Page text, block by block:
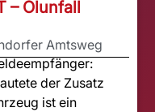
– Ölunfall
Amtsweg
der Zusatz
ist ein